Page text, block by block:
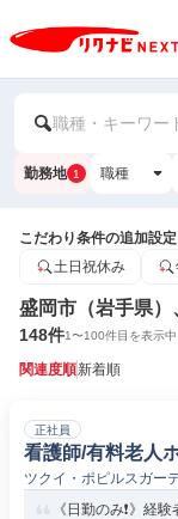
職種・キーワー
勤務地 1 職種
こだわり条件の追加設
土日祝休み
盛岡市（岩手県
148件1〜100件目を表示中
関連度順新着順
正社員
看護師/有料老人
ツクイ・ポピルスガー
《日勤のみ❗️》経